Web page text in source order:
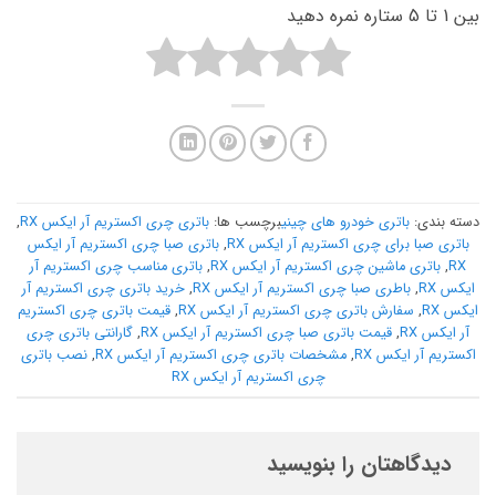
بین 1 تا 5 ستاره نمره دهید
دسته بندی: باتری خودرو های چینیبرچسب ها: باتری چری اکستریم آر ایکس RX
,
باتری صبا برای چری اکستریم آر ایکس RX
,باتری صبا چری اکستریم آر ایکس
RX
, باتری ماشین چری اکستریم آر ایکس RX , باتری مناسب چری اکستریم آر
ایکس RX
,باطری صبا چری اکستریم آر ایکس RX ,خرید باتری چری اکستریم آر
ایکس RX
, سفارش باتری چری اکستریم آر ایکس RX , قیمت باتری چری اکستریم
آر ایکس RX
, قیمت باتری صبا چری اکستریم آر ایکس RX , گارانتی باتری چری
اکستریم آر ایکس RX
,مشخصات باتری چری اکستریم آر ایکس RX ,نصب باتری
چری اکستریم آر ایکس RX
دیدگاهتان را بنویسید